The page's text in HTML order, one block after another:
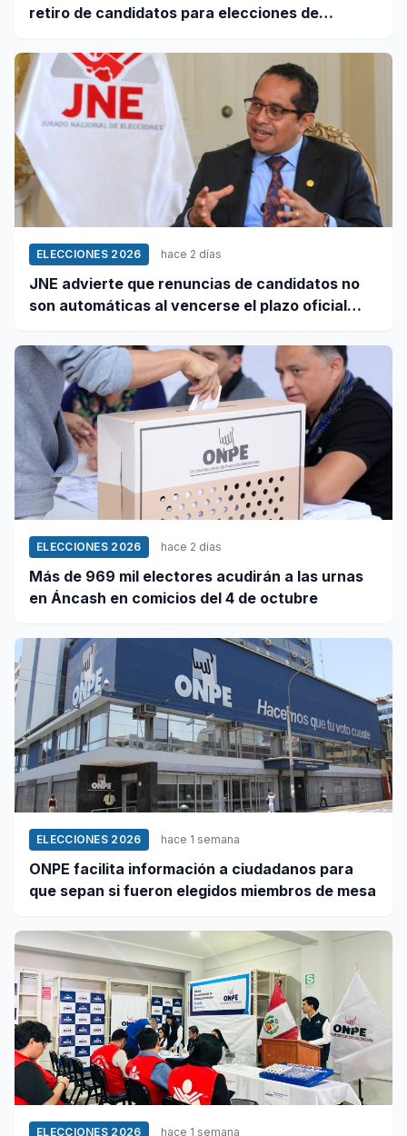
retiro de candidatos para elecciones de
ELECCIONES 2026 hace 2 días
JNE advierte que renuncias de candidatos no
son automáticas al vencerse el plazo oficial
ELECCIONES 2026 hace 2 días
Más de 969 mil electores acudirán a las urnas
en Áncash en comicios del 4 de octubre
ELECCIONES 2026 hace 1 semana
ONPE facilita información a ciudadanos para
que sepan si fueron elegidos miembros de mesa
ELECCIONES 2026 hace 1 semana